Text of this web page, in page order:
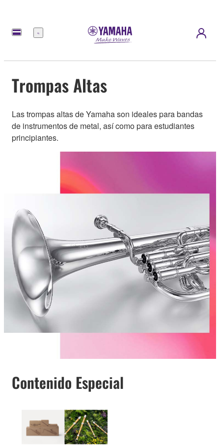
Menú
Trompas Altas
Las trompas altas de Yamaha son ideales para bandas
de instrumentos de metal, así como para estudiantes
principiantes.
Contenido Especial